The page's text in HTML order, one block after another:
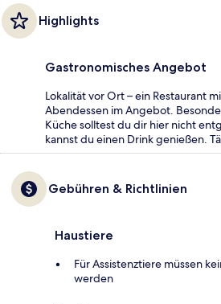
Highlights
Gastronomisches Angebot
Lokalität vor Ort – ein Restaurant
Abendessen im Angebot.
Küche solltest du dir hier nicht
kannst du einen Drink genießen.
Gebühren & Richtlinien
Haustiere
Für Assistenztiere müssen
werden